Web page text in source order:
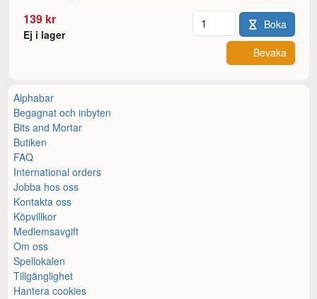
139 kr
Ej i lager
Antal Boka
Bevaka
Alphabar
Begagnat och inbyten
Bits and Mortar
Butiken
FAQ
International orders
Jobba hos oss
Kontakta oss
Köpvillkor
Medlemsavgift
Om oss
Spellokalen
Tillgänglighet
Hantera cookies